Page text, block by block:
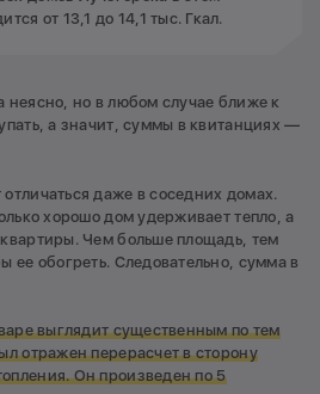
от 13,1 до 14,1 тыс. Гкал.
неясно, но в любом случае ближе к
а значит, суммы в квитанциях —
даже в соседних домах.
хорошо дом удерживает тепло, а
Чем больше площадь, тем
ее обогреть. Следовательно, сумма в
выглядит существенным по тем
отражен перерасчет в сторону
Он произведен по 5